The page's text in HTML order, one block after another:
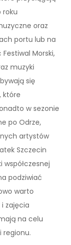
roku
oraz
portu lub na
Morski,
muzyki
się
które
w sezonie
po Odrze,
artystów
Szczecin
podziwiać
warto
zajęcia
na celu
regionu.